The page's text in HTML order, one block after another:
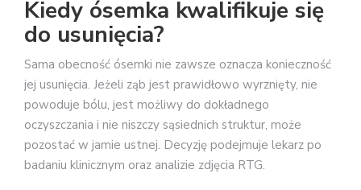
Kiedy ósemka kwalifikuje się
do usunięcia?
Sama obecność ósemki nie zawsze oznacza konieczność
jej usunięcia. Jeżeli ząb jest prawidłowo wyrznięty, nie
powoduje bólu, jest możliwy do dokładnego
oczyszczania i nie niszczy sąsiednich struktur, może
pozostać w jamie ustnej. Decyzję podejmuje lekarz po
badaniu klinicznym oraz analizie zdjęcia RTG.